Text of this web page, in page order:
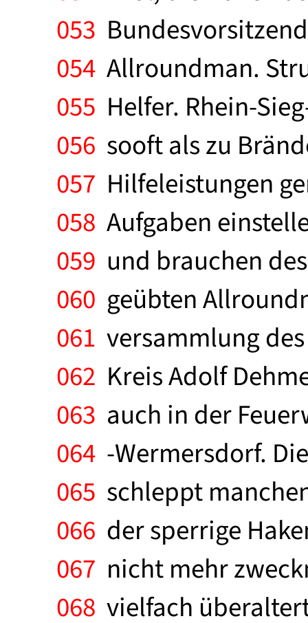
053
054 Allroundman.
055 Helfer. Rhein-
056 sooft als zu
057 Hilfeleistungen
058 Aufgaben
059 und brauchen
060 geübten
061 versammlung
062 Kreis Adolf
063 auch in der
064 -Wermersdorf.
065 schleppt
066 der sperrige
067 nicht mehr
068 vielfach